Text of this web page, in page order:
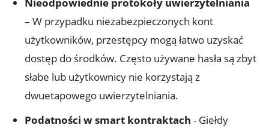
Nieodpowiednie protokoły uwierzytelniania
– W przypadku niezabezpieczonych ‍kont
użytkowników, przestępcy mogą łatwo uzyskać
⁢dostęp do‌ środków. Często używane hasła są zbyt
słabe lub użytkownicy ⁤nie korzystają z
⁤dwuetapowego uwierzytelniania.
Podatności ‍w smart ⁤kontraktach -⁤ Giełdy⁤